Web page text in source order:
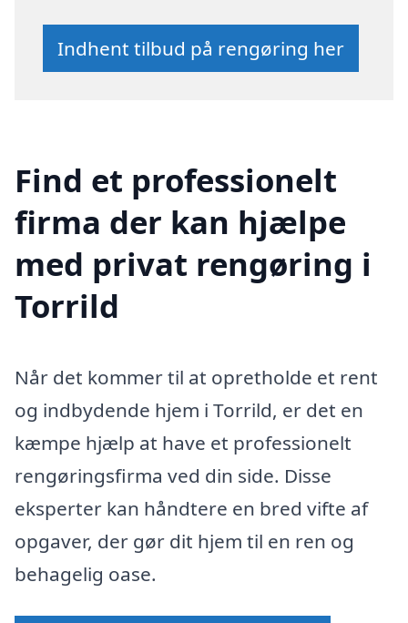
Indhent tilbud på rengøring her
Find et professionelt
firma der kan hjælpe
med privat rengøring i
Torrild
Når det kommer til at opretholde et rent
og indbydende hjem i Torrild, er det en
kæmpe hjælp at have et professionelt
rengøringsfirma ved din side. Disse
eksperter kan håndtere en bred vifte af
opgaver, der gør dit hjem til en ren og
behagelig oase.